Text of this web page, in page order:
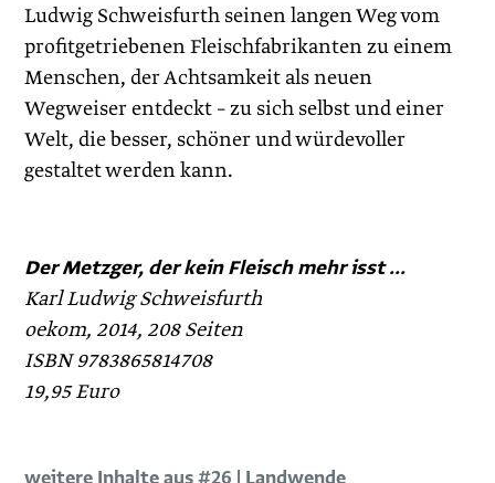
Ludwig Schweisfurth seinen langen Weg vom
profitgetriebenen Fleischfabrikanten zu einem
Menschen, der Achtsamkeit als neuen
Wegweiser entdeckt – zu sich selbst und einer
Welt, die besser, schöner und würdevoller
gestaltet werden kann.
Der Metzger, der kein Fleisch mehr isst ...
Karl Ludwig Schweisfurth
oekom, 2014, 208 Seiten
ISBN 9783865814708
19,95 Euro